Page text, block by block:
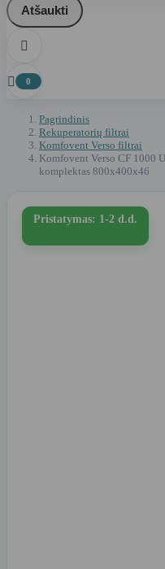
Atšaukti

 0
Pagrindinis
Rekuperatorių filtrai
Komfovent Verso filtrai
Komfovent Verso CF
komplektas 800x400x46
Pristatymas: 1-2 d.d.